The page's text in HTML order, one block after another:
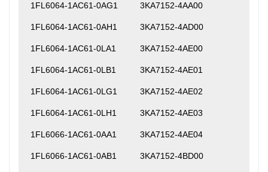
1FL6064-1AC61-0AG1 3KA7152-4AA00
1FL6064-1AC61-0AH1 3KA7152-4AD00
1FL6064-1AC61-0LA1 3KA7152-4AE00
1FL6064-1AC61-0LB1 3KA7152-4AE01
1FL6064-1AC61-0LG1 3KA7152-4AE02
1FL6064-1AC61-0LH1 3KA7152-4AE03
1FL6066-1AC61-0AA1 3KA7152-4AE04
1FL6066-1AC61-0AB1 3KA7152-4BD00